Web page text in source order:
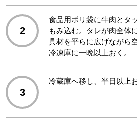
2
食品用ポリ袋に牛肉とタ
もみ込む。タレが肉全体
具材を平らに広げながら
冷凍庫に一晩以上おく。
3
冷蔵庫へ移し、半日以上